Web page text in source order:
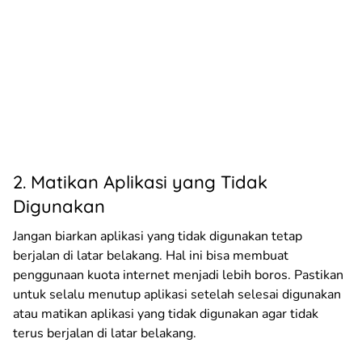
2. Matikan Aplikasi yang Tidak
Digunakan
Jangan biarkan aplikasi yang tidak digunakan tetap
berjalan di latar belakang. Hal ini bisa membuat
penggunaan kuota internet menjadi lebih boros. Pastikan
untuk selalu menutup aplikasi setelah selesai digunakan
atau matikan aplikasi yang tidak digunakan agar tidak
terus berjalan di latar belakang.